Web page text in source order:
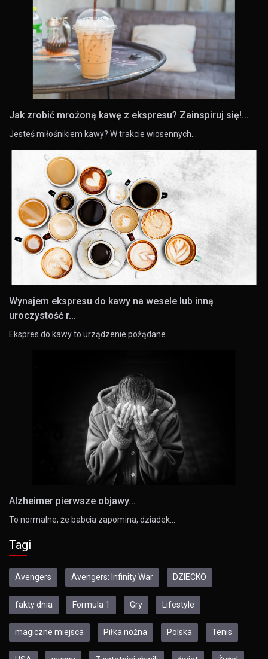
Jak zrobić mrożoną kawę z ekspresu? Zainspiruj się!...
Jesteś miłośnikiem kawy? W trakcie wiosennych…
Wynajem ekspresu do kawy na wesele lub inną
uroczystość r...
Ekspres do kawy to urządzenie pożądane…
Alzheimer pierwsze objawy...
To normalne, że babcia zapomina, dziadek…
Tagi
Avengers Avengers: Infinity War DZIECKO
fakty dnia Formula 1 Gry Lifestyle
magiczne miejsca Piłka nożna Polska Tenis